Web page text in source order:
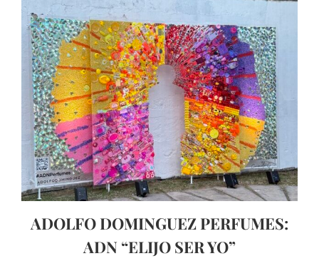
ADOLFO DOMINGUEZ PERFUMES:
ADN “ELIJO SER YO”